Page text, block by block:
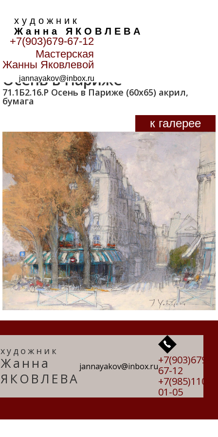
х у д о ж н и к
Ж а н н а Я К О В Л Е В А
+7(903)679-67-12
Мастерская
Жанны Яковлевой
jannayakov@inbox.ru
Главная>Пейзаж>Осень в Париже
Осень в Париже
71.1Б2.16.Р Осень в Париже (60х65) акрил,
бумага
к галерее
художник
Жанна
ЯКОВЛЕВА
jannayakov@inbox.ru+7(903)679-
67-12
+7(985)110-
01-05